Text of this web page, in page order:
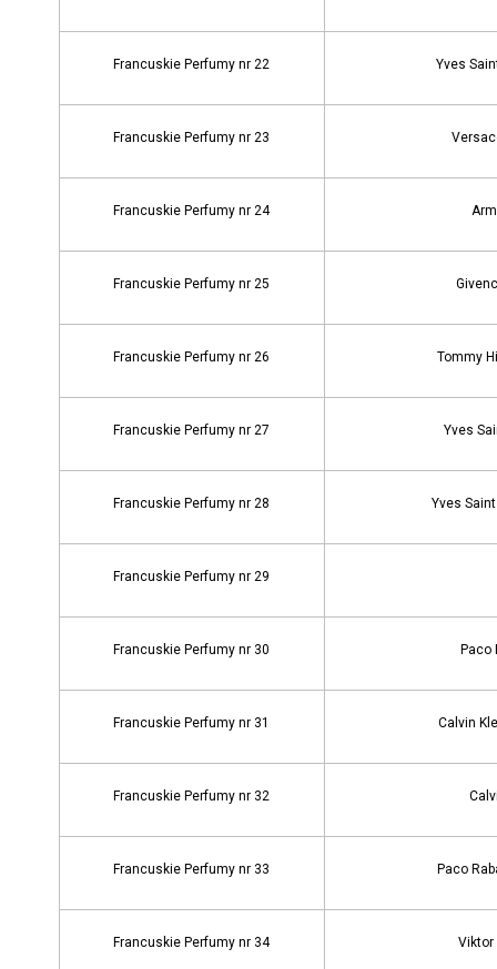
Francuskie Perfumy nr 22 Yves
Francuskie Perfumy nr 23
Francuskie Perfumy nr 24
Francuskie Perfumy nr 25
Francuskie Perfumy nr 26 Tommy
Francuskie Perfumy nr 27 Yves
Francuskie Perfumy nr 28 Yves
Francuskie Perfumy nr 29
Francuskie Perfumy nr 30 Paco
Francuskie Perfumy nr 31 Calvin
Francuskie Perfumy nr 32
Francuskie Perfumy nr 33 Paco
Francuskie Perfumy nr 34 Viktor